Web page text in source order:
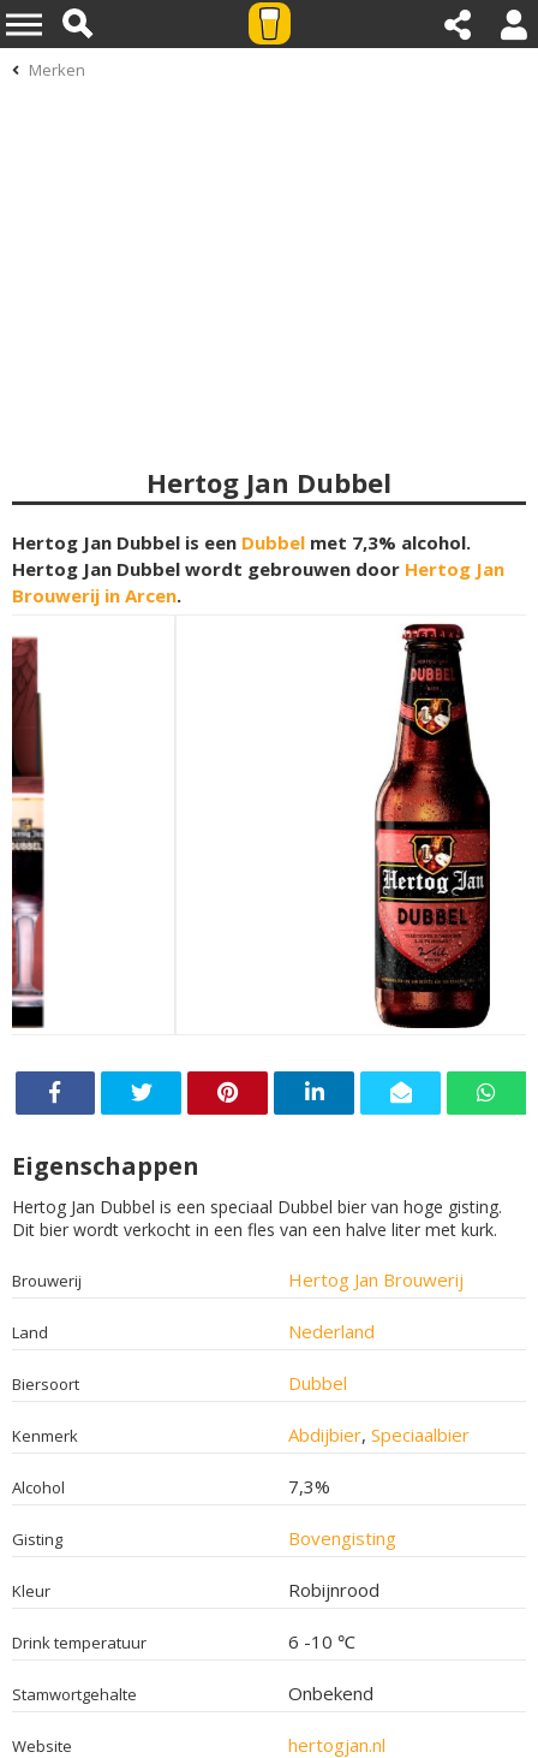
Merken
Hertog Jan Dubbel
Hertog Jan Dubbel is een Dubbel met 7,3% alcohol.
Hertog Jan Dubbel wordt gebrouwen door Hertog Jan
Brouwerij in Arcen.
Eigenschappen
Hertog Jan Dubbel is een speciaal Dubbel bier van hoge gisting.
Dit bier wordt verkocht in een fles van een halve liter met kurk.
Brouwerij Hertog Jan Brouwerij
Land Nederland
Biersoort Dubbel
Kenmerk Abdijbier, Speciaalbier
Alcohol 7,3%
Gisting Bovengisting
Kleur Robijnrood
Drink temperatuur 6 -10 ℃
Stamwortgehalte Onbekend
Website hertogjan.nl